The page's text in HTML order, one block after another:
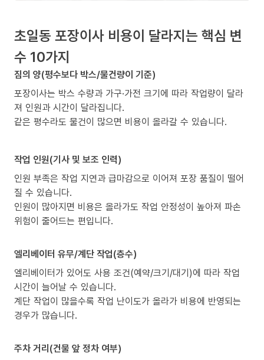
초일동 포장이사 비용이 달라지는 핵심 변
수 10가지
짐의 양(평수보다 박스/물건량이 기준)
포장이사는 박스 수량과 가구·가전 크기에 따라 작업량이 달라
져 인원과 시간이 달라집니다.
같은 평수라도 물건이 많으면 비용이 올라갈 수 있습니다.
작업 인원(기사 및 보조 인력)
인원 부족은 작업 지연과 급마감으로 이어져 포장 품질이 떨어
질 수 있습니다.
인원이 많아지면 비용은 올라가도 작업 안정성이 높아져 파손
위험이 줄어드는 편입니다.
엘리베이터 유무/계단 작업(층수)
엘리베이터가 있어도 사용 조건(예약/크기/대기)에 따라 작업
시간이 늘어날 수 있습니다.
계단 작업이 많을수록 작업 난이도가 올라가 비용에 반영되는
경우가 많습니다.
주차 거리(건물 앞 정차 여부)